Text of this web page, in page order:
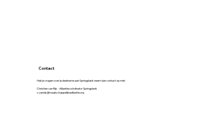
Contact
Heb je vragen over je deelname aan Springplank neem dan contact op met:
Christien van Rijs - Alliantiecoördinator Springplank
c.vanrijs@maatschappelijkealliantie.org